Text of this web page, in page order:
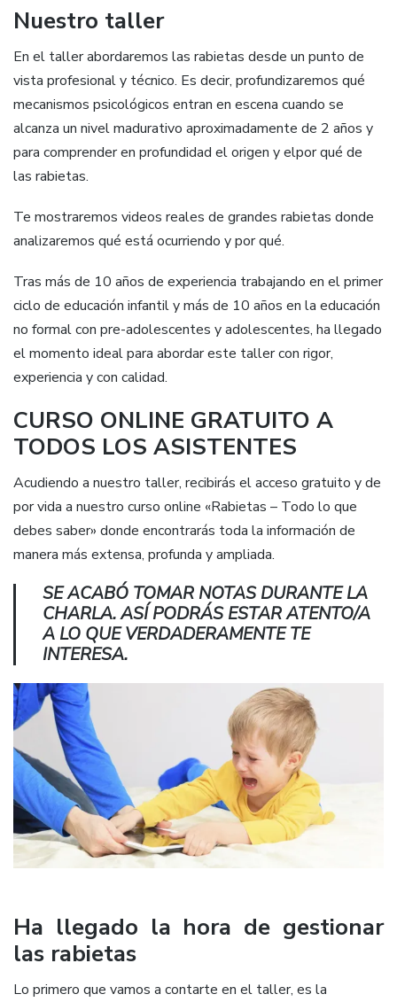
Nuestro taller
En el taller abordaremos las rabietas desde un punto de
vista profesional y técnico. Es decir, profundizaremos qué
mecanismos psicológicos entran en escena cuando se
alcanza un nivel madurativo aproximadamente de 2 años y
para comprender en profundidad el origen y elpor qué de
las rabietas.
Te mostraremos videos reales de grandes rabietas donde
analizaremos qué está ocurriendo y por qué.
Tras más de 10 años de experiencia trabajando en el primer
ciclo de educación infantil y más de 10 años en la educación
no formal con pre-adolescentes y adolescentes, ha llegado
el momento ideal para abordar este taller con rigor,
experiencia y con calidad.
CURSO ONLINE GRATUITO A
TODOS LOS ASISTENTES
Acudiendo a nuestro taller, recibirás el acceso gratuito y de
por vida a nuestro curso online «Rabietas – Todo lo que
debes saber» donde encontrarás toda la información de
manera más extensa, profunda y ampliada.
SE ACABÓ TOMAR NOTAS DURANTE LA
CHARLA. ASÍ PODRÁS ESTAR ATENTO/A
A LO QUE VERDADERAMENTE TE
INTERESA.
Ha llegado la hora de gestionar
las rabietas
Lo primero que vamos a contarte en el taller, es la